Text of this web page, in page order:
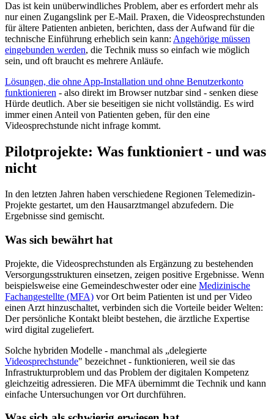
Das ist kein unüberwindliches Problem, aber es erfordert mehr als
nur einen Zugangslink per E-Mail. Praxen, die Videosprechstunden
für ältere Patienten anbieten, berichten, dass der Aufwand für die
technische Einführung erheblich sein kann: Angehörige müssen
eingebunden werden, die Technik muss so einfach wie möglich
sein, und oft braucht es mehrere Anläufe.
Lösungen, die ohne App-Installation und ohne Benutzerkonto
funktionieren - also direkt im Browser nutzbar sind - senken diese
Hürde deutlich. Aber sie beseitigen sie nicht vollständig. Es wird
immer einen Anteil von Patienten geben, für den eine
Videosprechstunde nicht infrage kommt.
Pilotprojekte: Was funktioniert - und was
nicht
In den letzten Jahren haben verschiedene Regionen Telemedizin-
Projekte gestartet, um den Hausarztmangel abzufedern. Die
Ergebnisse sind gemischt.
Was sich bewährt hat
Projekte, die Videosprechstunden als Ergänzung zu bestehenden
Versorgungsstrukturen einsetzen, zeigen positive Ergebnisse. Wenn
beispielsweise eine Gemeindeschwester oder eine Medizinische
Fachangestellte (MFA) vor Ort beim Patienten ist und per Video
einen Arzt hinzuschaltet, verbinden sich die Vorteile beider Welten:
Der persönliche Kontakt bleibt bestehen, die ärztliche Expertise
wird digital zugeliefert.
Solche hybriden Modelle - manchmal als „delegierte
Videosprechstunde" bezeichnet - funktionieren, weil sie das
Infrastrukturproblem und das Problem der digitalen Kompetenz
gleichzeitig adressieren. Die MFA übernimmt die Technik und kann
einfache Untersuchungen vor Ort durchführen.